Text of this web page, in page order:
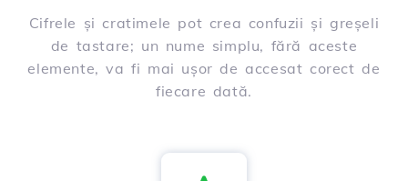
Cifrele și cratimele pot crea confuzii și greșeli
de tastare; un nume simplu, fără aceste
elemente, va fi mai ușor de accesat corect de
fiecare dată.